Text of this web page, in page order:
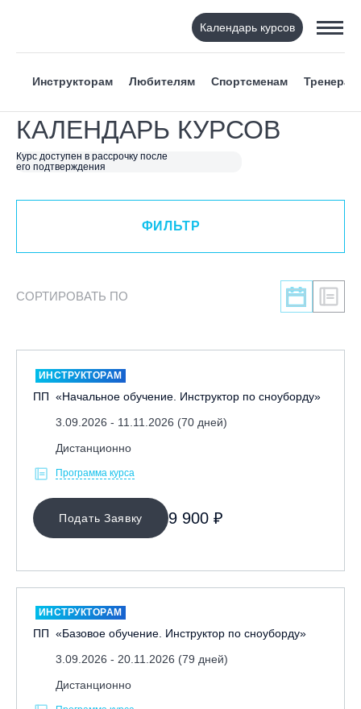
Календарь курсов
Инструкторам Любителям Спортсменам Тренерам
КАЛЕНДАРЬ КУРСОВ
Курс доступен в рассрочку после
его подтверждения
ФИЛЬТР
ВИД СПОРТА
Я ХОЧУ
КАТЕГОРИЯ
ЛЕКТОР
МЕСТО ПРОВЕДЕНИЯ
ФИЛЬТР
СОРТИРОВАТЬ ПО
ИНСТРУКТОРАМ
ПП «Начальное обучение. Инструктор по сноуборду»
3.09.2026 - 11.11.2026 (70 дней)
Дистанционно
Программа курса
Подать Заявку 9 900 ₽
ИНСТРУКТОРАМ
ПП «Базовое обучение. Инструктор по сноуборду»
3.09.2026 - 20.11.2026 (79 дней)
Дистанционно